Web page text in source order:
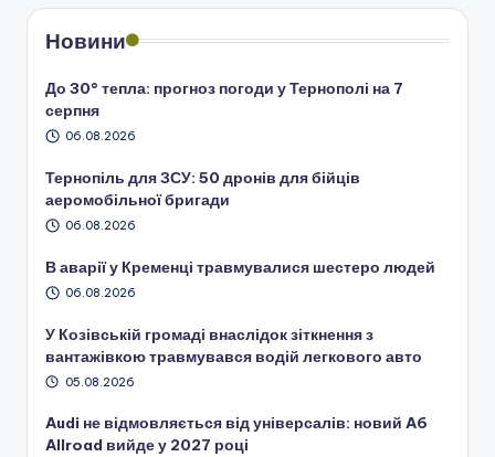
Новини
До 30° тепла: прогноз погоди у Тернополі на 7
серпня
06.08.2026
Тернопіль для ЗСУ: 50 дронів для бійців
аеромобільної бригади
06.08.2026
В аварії у Кременці травмувалися шестеро людей
06.08.2026
У Козівській громаді внаслідок зіткнення з
вантажівкою травмувався водій легкового авто
05.08.2026
Audi не відмовляється від універсалів: новий A6
Allroad вийде у 2027 році